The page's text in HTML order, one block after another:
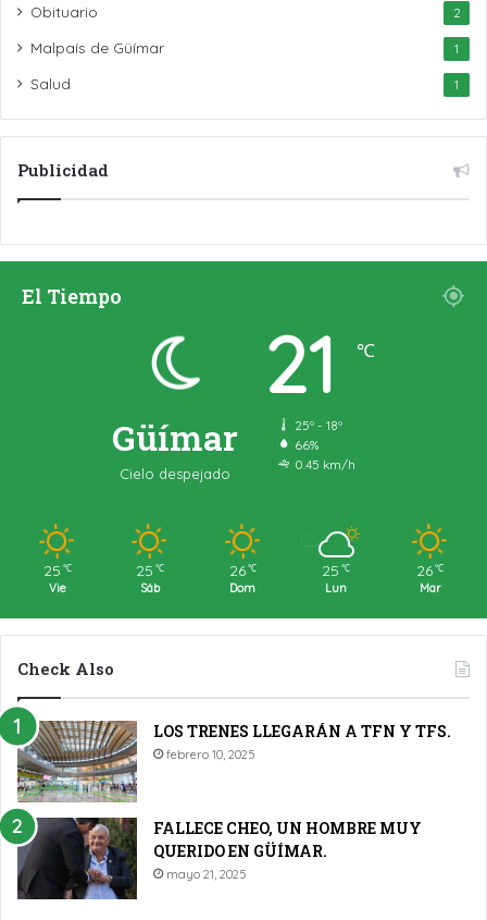
Obituario 2
Malpaís de Güímar 1
Salud 1
Publicidad
El Tiempo
Güímar
Cielo despejado
21 ℃
25º - 18º
66%
0.45 km/h
25 ℃
Vie
25 ℃
Sáb
26 ℃
Dom
25 ℃
Lun
26 ℃
Mar
Check Also
LOS TRENES LLEGARÁN A TFN Y TFS.
febrero 10, 2025
FALLECE CHEO, UN HOMBRE MUY
QUERIDO EN GÜÍMAR.
mayo 21, 2025